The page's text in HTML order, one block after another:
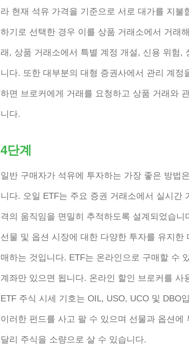
라 현재 석유 가격을 기준으로 서로 대가를 지불
하기로 선택한 경우 이를 상품 거래소에서 거래
래, 상품 거래소에서 특별 계정 개설, 신용 위험,
니다. 또한 대부분의 대형 증권사에서 관리 계
하면 브로커에게 거래를 요청하고 상품 거래와
니다.
4단계
일반 구매자가 석유에 투자하는 가장 좋은 방법
니다. 오일 ETF는 주요 증권 거래소에서 실시간
격의 움직임을 면밀히 추적하도록 설계되었습
선물 및 옵션 시장에 대한 다양한 투자를 유지
매하는 것입니다. ETF는 온라인으로 구매할 수
계좌만 있으면 됩니다. 온라인 할인 브로커를
ETF 주식 시세 기호는 OIL, USO, UCO 및 DBO
이러한 펀드를 사고 팔 수 있으며 선물과 옵션
달리 주식을 소량으로 살 수 있습니다.